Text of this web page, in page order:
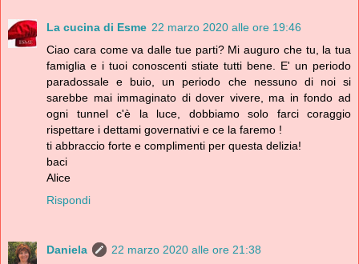
La cucina di Esme 22 marzo 2020 alle ore 19:46
Ciao cara come va dalle tue parti? Mi auguro che tu, la tua
famiglia e i tuoi conoscenti stiate tutti bene. E' un periodo
paradossale e buio, un periodo che nessuno di noi si
sarebbe mai immaginato di dover vivere, ma in fondo ad
ogni tunnel c'è la luce, dobbiamo solo farci coraggio
rispettare i dettami governativi e ce la faremo !
ti abbraccio forte e complimenti per questa delizia!
baci
Alice
Rispondi
Daniela
22 marzo 2020 alle ore 21:38